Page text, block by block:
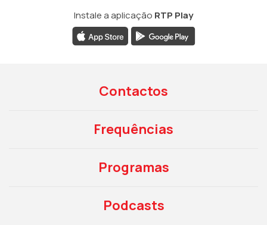
Instale a aplicação RTP Play
Contactos
Frequências
Programas
Podcasts